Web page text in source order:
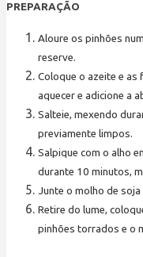
PREPARAÇÃO
Aloure os pinhões
reserve.
Coloque o azeite e as
aquecer e adicione a
Salteie, mexendo
previamente limpos.
Salpique com o alho
durante 10 minutos,
Junte o molho de
Retire do lume,
pinhões torrados e o